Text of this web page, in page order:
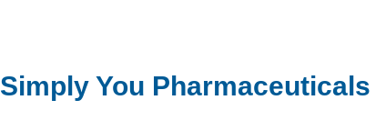
Simply You Pharmaceuticals